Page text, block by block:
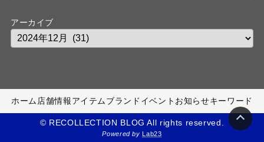
アーカイブ
ホーム 店舗情報アイテムブランド イベント お知らせキーワード
© RECOLLECTION BLOG All rights reserved.
Powered byLab23